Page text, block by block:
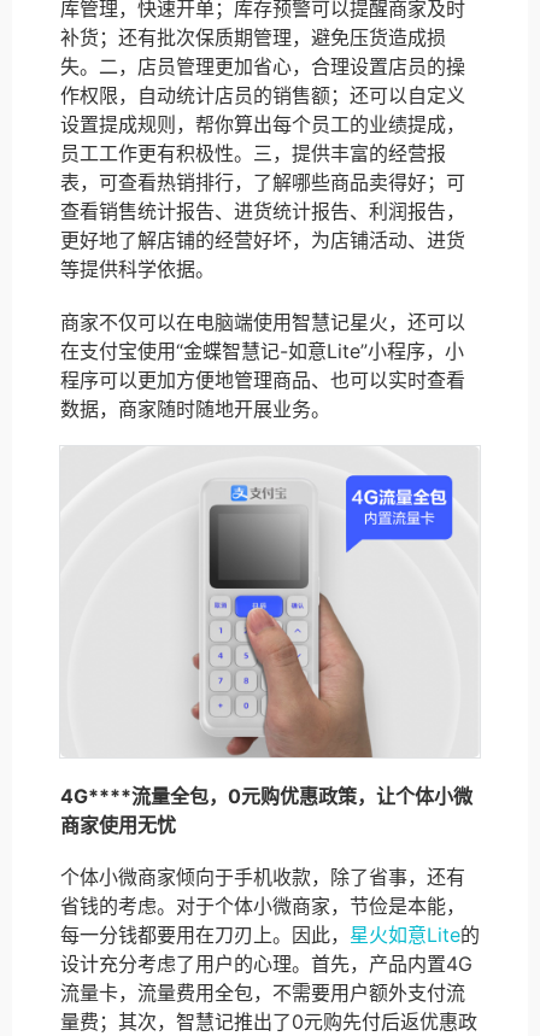
库管理，快速开单；库存预警可以提醒商家及时
补货；还有批次保质期管理，避免压货造成损
失。二，店员管理更加省心，合理设置店员的操
作权限，自动统计店员的销售额；还可以自定义
设置提成规则，帮你算出每个员工的业绩提成，
员工工作更有积极性。三，提供丰富的经营报
表，可查看热销排行，了解哪些商品卖得好；可
查看销售统计报告、进货统计报告、利润报告，
更好地了解店铺的经营好坏，为店铺活动、进货
等提供科学依据。
商家不仅可以在电脑端使用智慧记星火，还可以
在支付宝使用“金蝶智慧记-如意Lite”小程序，小
程序可以更加方便地管理商品、也可以实时查看
数据，商家随时随地开展业务。
4G****流量全包，0元购优惠政策，让个体小微
商家使用无忧
个体小微商家倾向于手机收款，除了省事，还有
省钱的考虑。对于个体小微商家，节俭是本能，
每一分钱都要用在刀刃上。因此， 星火如意Lite的
设计充分考虑了用户的心理。首先，产品内置4G
流量卡，流量费用全包，不需要用户额外支付流
量费；其次，智慧记推出了0元购先付后返优惠政